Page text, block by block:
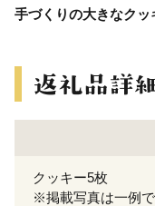
手づくりの大きなクッ
クッキー5枚
※掲載写真は一例で